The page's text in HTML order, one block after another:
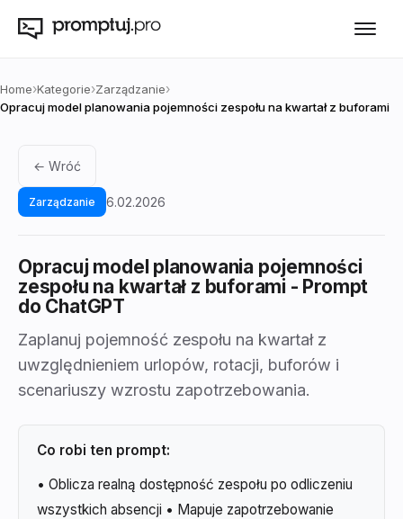
Home›Kategorie›Zarządzanie›
Opracuj model planowania pojemności zespołu na kwartał z buforami
← Wróć
Zarządzanie 6.02.2026
Opracuj model planowania pojemności
zespołu na kwartał z buforami - Prompt
do ChatGPT
Zaplanuj pojemność zespołu na kwartał z
uwzględnieniem urlopów, rotacji, buforów i
scenariuszy wzrostu zapotrzebowania.
Co robi ten prompt:
• Oblicza realną dostępność zespołu po odliczeniu
wszystkich absencji • Mapuje zapotrzebowanie